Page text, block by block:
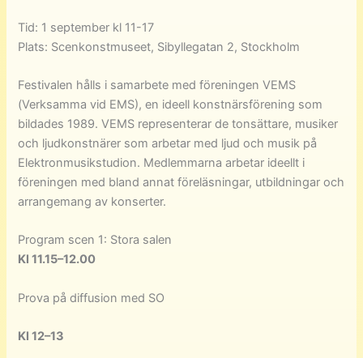
Tid: 1 september kl 11-17
Plats: Scenkonstmuseet, Sibyllegatan 2, Stockholm
Festivalen hålls i samarbete med föreningen VEMS
(Verksamma vid EMS), en ideell konstnärsförening som
bildades 1989. VEMS representerar de tonsättare, musiker
och ljudkonstnärer som arbetar med ljud och musik på
Elektronmusikstudion. Medlemmarna arbetar ideellt i
föreningen med bland annat föreläsningar, utbildningar och
arrangemang av konserter.
Program scen 1: Stora salen
Kl 11.15–12.00
Prova på diffusion med SO
Kl 12–13